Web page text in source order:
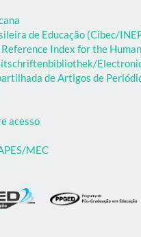
de Educação (Cibec/
Reference Index for the
de Artigos de
acesso
MEC